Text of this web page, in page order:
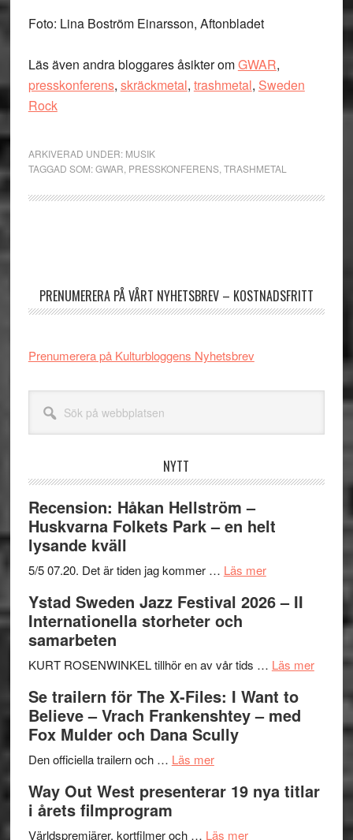
Foto: Lina Boström Einarsson, Aftonbladet
Läs även andra bloggares åsikter omGWAR,
presskonferens, skräckmetal, trashmetal, Sweden
Rock
ARKIVERAD UNDER: MUSIK
TAGGAD SOM:GWAR PRESSKONFERENS, TRASHMETAL
PRENUMERERA PÅ VÅRT NYHETSBREV – KOSTNADSFRITT
Prenumerera på Kulturbloggens Nyhetsbrev
webbplatsen
NYTT
Recension: Håkan Hellström –
Huskvarna Folkets Park – en helt
lysande kväll
5/5 07.20. Det är tiden jag kommer … Läs merom
Håkan
Huskvarna
Park
–
kväll
Ystad Sweden Jazz Festival 2026 – II
Internationella storheter och
samarbeten
KURT ROSENWINKEL tillhör en av vår tids … Läs merom
II
Se trailern för The X-Files: I Want to
Believe – Vrach Frankenshtey – med
Fox Mulder och Dana Scully
Den officiella trailern och … Läs merom
trailern
The
Way Out West presenterar 19 nya titlar
i årets filmprogram
Världspremiärer, kortfilmer och … Läs merom